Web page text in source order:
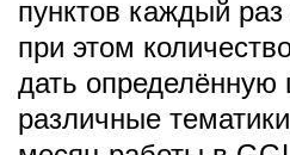
пунктов каждый
при этом
дать определённую
различные